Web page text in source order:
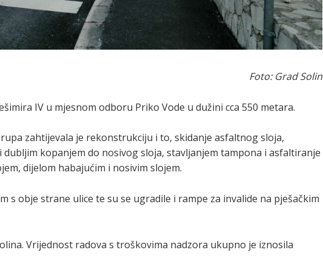
Foto: Grad Solin
IV u mjesnom odboru Priko Vode u dužini cca 550 metara.
zahtijevala je rekonstrukciju i to, skidanje asfaltnog sloja,
kopanjem do nosivog sloja, stavljanjem tampona i asfaltiranje
dijelom habajućim i nosivim slojem.
s obje strane ulice te su se ugradile i rampe za invalide na pješačkim
Vrijednost radova s troškovima nadzora ukupno je iznosila